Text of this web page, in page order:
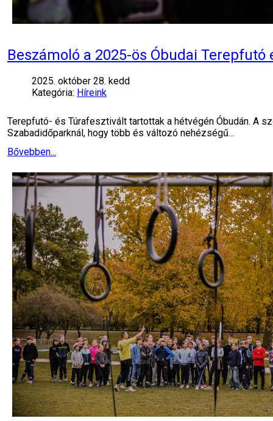
Beszámoló a 2025-ös Óbudai
2025. október 28. kedd
Kategória: Híreink
Terepfutó- és Túrafesztivált tartottak a hétvégén Óbudán. A
Szabadidőparknál, hogy több és változó nehézségű…
Bővebben...